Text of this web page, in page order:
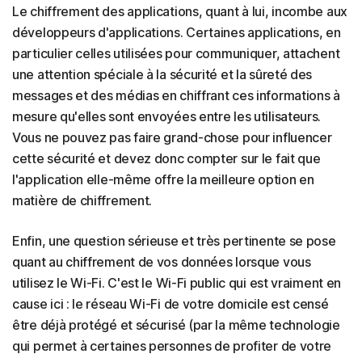
Le chiffrement des applications, quant à lui, incombe aux
développeurs d'applications. Certaines applications, en
particulier celles utilisées pour communiquer, attachent
une attention spéciale à la sécurité et la sûreté des
messages et des médias en chiffrant ces informations à
mesure qu'elles sont envoyées entre les utilisateurs.
Vous ne pouvez pas faire grand-chose pour influencer
cette sécurité et devez donc compter sur le fait que
l'application elle-même offre la meilleure option en
matière de chiffrement.
Enfin, une question sérieuse et très pertinente se pose
quant au chiffrement de vos données lorsque vous
utilisez le Wi-Fi. C'est le Wi-Fi public qui est vraiment en
cause ici : le réseau Wi-Fi de votre domicile est censé
être déjà protégé et sécurisé (par la même technologie
qui permet à certaines personnes de profiter de votre